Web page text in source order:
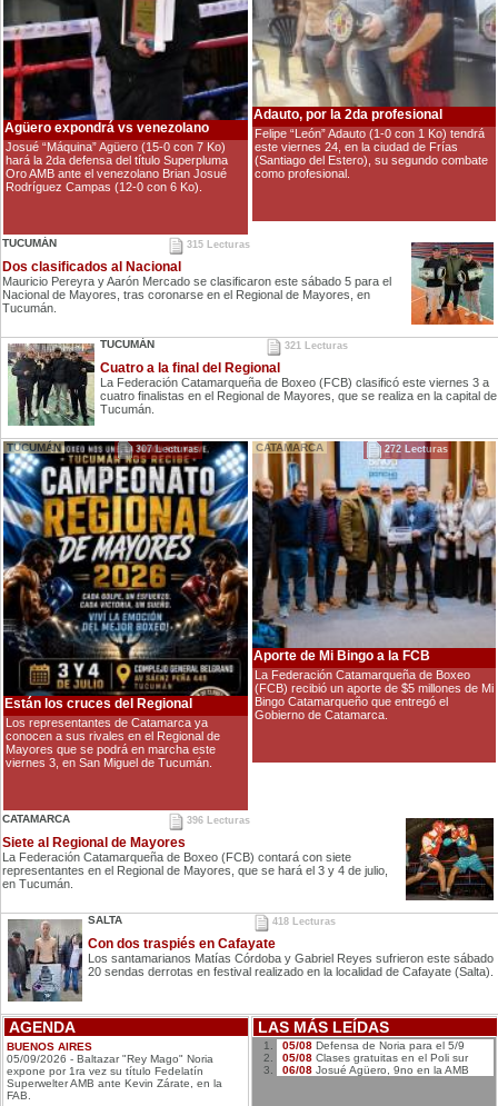
Agüero expondrá vs venezolano
Josué “Máquina” Agüero (15-0 con 7 Ko)
hará la 2da defensa del título Superpluma
Oro AMB ante el venezolano Brian Josué
Rodríguez Campas (12-0 con 6 Ko).
Adauto, por la 2da profesional
Felipe “León” Adauto (1-0 con 1 Ko) tendrá
este viernes 24, en la ciudad de Frías
(Santiago del Estero), su segundo combate
como profesional.
TUCUMÁN 315 Lecturas
Dos clasificados al Nacional
Mauricio Pereyra y Aarón Mercado se clasificaron este sábado 5 para el
Nacional de Mayores, tras coronarse en el Regional de Mayores, en
Tucumán.
TUCUMÁN 321 Lecturas
Cuatro a la final del Regional
La Federación Catamarqueña de Boxeo (FCB) clasificó este viernes 3 a
cuatro finalistas en el Regional de Mayores, que se realiza en la capital de
Tucumán.
TUCUMÁN 307 Lecturas
Están los cruces del Regional
Los representantes de Catamarca ya
conocen a sus rivales en el Regional de
Mayores que se podrá en marcha este
viernes 3, en San Miguel de Tucumán.
CATAMARCA 272 Lecturas
Aporte de Mi Bingo a la FCB
La Federación Catamarqueña de Boxeo
(FCB) recibió un aporte de $5 millones de Mi
Bingo Catamarqueño que entregó el
Gobierno de Catamarca.
CATAMARCA 396 Lecturas
Siete al Regional de Mayores
La Federación Catamarqueña de Boxeo (FCB) contará con siete
representantes en el Regional de Mayores, que se hará el 3 y 4 de julio,
en Tucumán.
SALTA 418 Lecturas
Con dos traspiés en Cafayate
Los santamarianos Matías Córdoba y Gabriel Reyes sufrieron este sábado
20 sendas derrotas en festival realizado en la localidad de Cafayate (Salta).
AGENDA
BUENOS AIRES
05/09/2026 - Baltazar "Rey Mago" Noria
expone por 1ra vez su título Fedelatín
Superwelter AMB ante Kevin Zárate, en la
FAB.
LAS MÁS LEÍDAS
05/08 Defensa de Noria para el 5/9
05/08 Clases gratuitas en el Poli sur
06/08 Josué Agüero, 9no en la AMB